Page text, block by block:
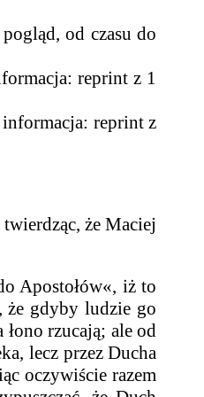
od czasu do
reprint z 1
reprint z
że Maciej
Apostołów«, iż to
że gdyby ludzie go
rzucają; ale od
lecz przez Ducha
oczywiście razem